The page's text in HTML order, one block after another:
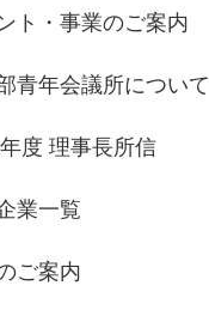
ト・事業のご案内
青年会議所について
度 理事長所信
業一覧
ご案内